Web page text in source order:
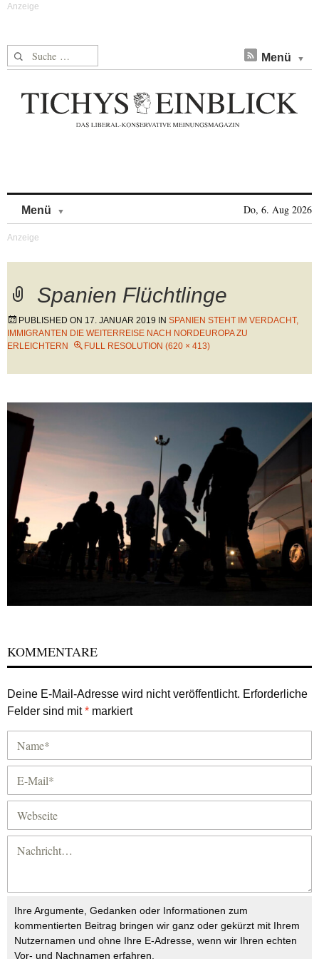
Suche nach: Menü
Menü Do, 6. Aug 2026
Spanien Flüchtlinge
PUBLISHED ON 17. JANUAR 2019 IN SPANIEN STEHT IM VERDACHT,
IMMIGRANTEN DIE WEITERREISE NACH NORDEUROPA ZU
ERLEICHTERN
FULL RESOLUTION (620 × 413)
KOMMENTARE
Deine E-Mail-Adresse wird nicht veröffentlicht. Erforderliche
Felder sind mit* markiert
Ihre Argumente, Gedanken oder Informationen zum
kommentierten Beitrag bringen wir ganz oder gekürzt mit Ihrem
Nutzernamen und ohne Ihre E-Adresse, wenn wir Ihren echten
Vor- und Nachnamen erfahren.